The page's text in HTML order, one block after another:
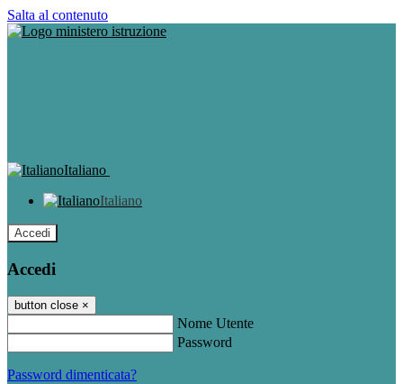
Salta al contenuto
Italiano
Italiano
Accedi
Accedi
button close ×
Nome Utente
Password
Password dimenticata?